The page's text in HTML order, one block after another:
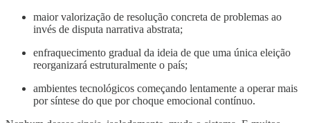
maior valorização de resolução concreta de problemas ao
invés de disputa narrativa abstrata;
enfraquecimento gradual da ideia de que uma única eleição
reorganizará estruturalmente o país;
ambientes tecnológicos começando lentamente a operar mais
por síntese do que por choque emocional contínuo.